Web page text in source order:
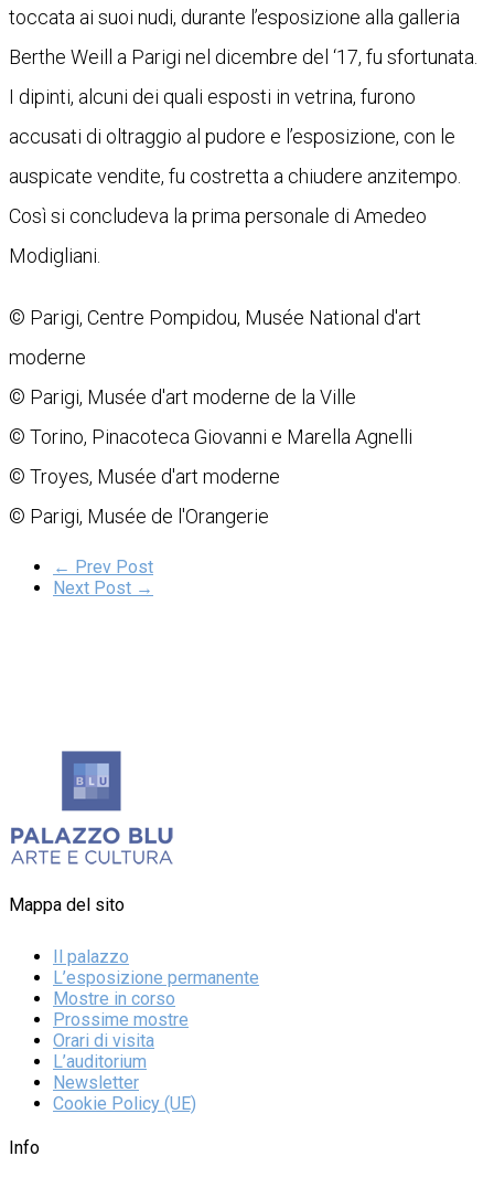
toccata ai suoi nudi, durante l’esposizione alla galleria
Berthe Weill a Parigi nel dicembre del ‘17, fu sfortunata.
I dipinti, alcuni dei quali esposti in vetrina, furono
accusati di oltraggio al pudore e l’esposizione, con le
auspicate vendite, fu costretta a chiudere anzitempo.
Così si concludeva la prima personale di Amedeo
Modigliani.
© Parigi, Centre Pompidou, Musée National d'art
moderne
© Parigi, Musée d'art moderne de la Ville
© Torino, Pinacoteca Giovanni e Marella Agnelli
© Troyes, Musée d'art moderne
© Parigi, Musée de l'Orangerie
← Prev Post
Next Post →
Mappa del sito
Il palazzo
L’esposizione permanente
Mostre in corso
Prossime mostre
Orari di visita
L’auditorium
Newsletter
Cookie Policy (UE)
Info